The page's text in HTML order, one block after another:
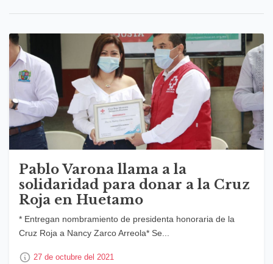
Pablo Varona llama a la
solidaridad para donar a la Cruz
Roja en Huetamo
* Entregan nombramiento de presidenta honoraria de la
Cruz Roja a Nancy Zarco Arreola* Se...
27 de octubre del 2021